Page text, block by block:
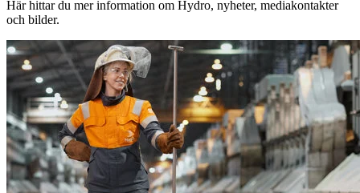
Här hittar du mer information om Hydro, nyheter, mediakontakter
och bilder.